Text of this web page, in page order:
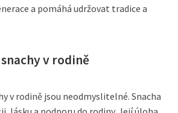
a pomáhá udržovat tradice a
v rodině
v rodině jsou neodmyslitelné. Snacha